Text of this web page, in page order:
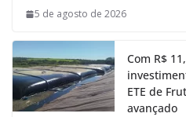
5 de agosto de 2026
Com R$
ETE de
avançado